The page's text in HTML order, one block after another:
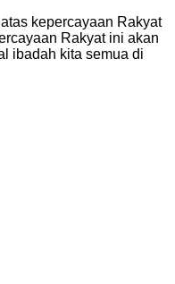
kepercayaan Rakyat
Rakyat ini akan
ibadah kita semua di